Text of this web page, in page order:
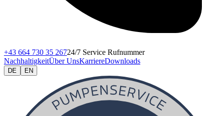
+43 664 730 35 26724/7 Service Rufnummer
NachhaltigkeitÜber UnsKarriereDownloads
DE EN